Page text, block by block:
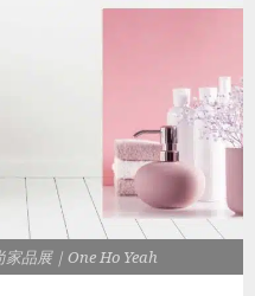
品展｜One Ho Yeah